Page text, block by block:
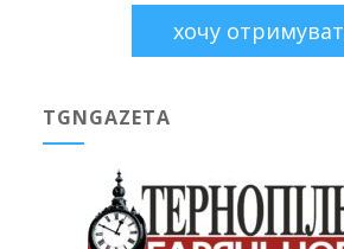
TGNGAZETA